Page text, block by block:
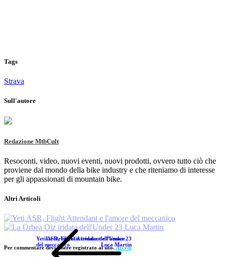
Tags
Strava
Sull'autore
Redazione MtbCult
Resoconti, video, nuovi eventi, nuovi prodotti, ovvero tutto ciò che
proviene dal mondo della bike industry e che riteniamo di interesse
per gli appassionati di mountain bike.
Altri Articoli
Yeti ASR, Flight Attendant e l'amore
del meccanico
La Orbea Oiz iridata dell'Under 23
Luca Martin
Per commentare devi essere registrato al sito.Accedi